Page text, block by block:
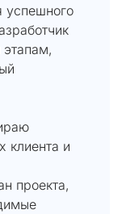
успешного
клиента и
проекта,